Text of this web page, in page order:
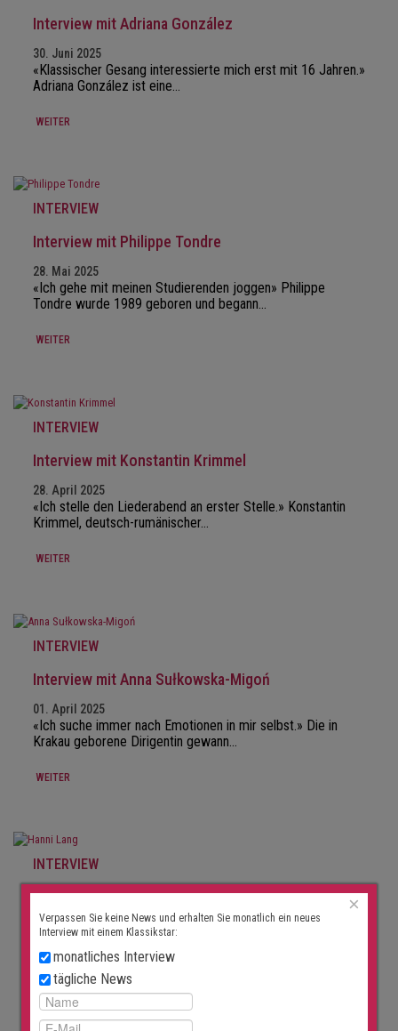
Interview mit Adriana González
30. Juni 2025
«Klassischer Gesang interessierte mich erst mit 16 Jahren.»
Adriana González ist eine…
WEITER
INTERVIEW
Interview mit Philippe Tondre
28. Mai 2025
«Ich gehe mit meinen Studierenden joggen» Philippe
Tondre wurde 1989 geboren und begann…
WEITER
INTERVIEW
Interview mit Konstantin Krimmel
28. April 2025
«Ich stelle den Liederabend an erster Stelle.» Konstantin
Krimmel, deutsch-rumänischer…
WEITER
INTERVIEW
Interview mit Anna Sułkowska-Migoń
01. April 2025
«Ich suche immer nach Emotionen in mir selbst.» Die in
Krakau geborene Dirigentin gewann…
WEITER
INTERVIEW
Interview mit Hanni Liang
28. Februar 2025
ich Musik?» Hanni Liang wurde…
WEITER
×
Verpassen Sie keine News und erhalten Sie monatlich ein neues
Interview mit einem Klassikstar:
monatliches Interview
tägliche News